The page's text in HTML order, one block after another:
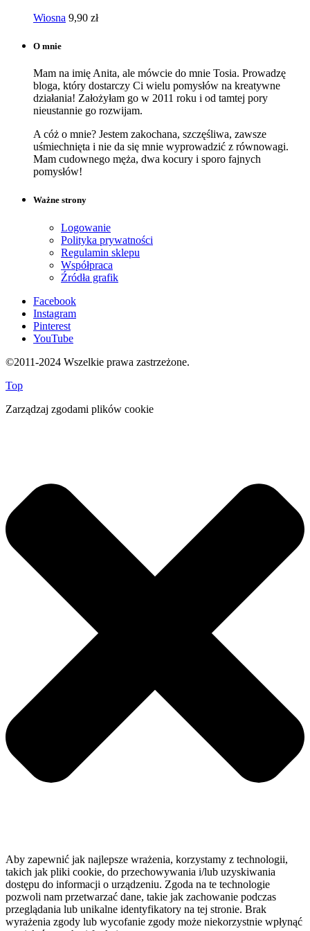
Wiosna 9,90 zł
O mnie
Mam na imię Anita, ale mówcie do mnie Tosia. Prowadzę
bloga, który dostarczy Ci wielu pomysłów na kreatywne
działania! Założyłam go w 2011 roku i od tamtej pory
nieustannie go rozwijam.
A cóż o mnie? Jestem zakochana, szczęśliwa, zawsze
uśmiechnięta i nie da się mnie wyprowadzić z równowagi.
Mam cudownego męża, dwa kocury i sporo fajnych
pomysłów!
Ważne strony
Logowanie
Polityka prywatności
Regulamin sklepu
Współpraca
Źródła grafik
Facebook
Instagram
Pinterest
YouTube
©2011-2024 Wszelkie prawa zastrzeżone.
Top
Zarządzaj zgodami plików cookie
Aby zapewnić jak najlepsze wrażenia, korzystamy z technologii,
takich jak pliki cookie, do przechowywania i/lub uzyskiwania
dostępu do informacji o urządzeniu. Zgoda na te technologie
pozwoli nam przetwarzać dane, takie jak zachowanie podczas
przeglądania lub unikalne identyfikatory na tej stronie. Brak
wyrażenia zgody lub wycofanie zgody może niekorzystnie wpłynąć